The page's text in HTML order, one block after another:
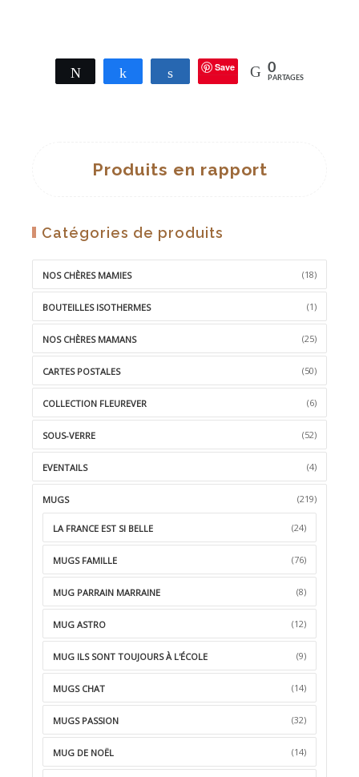
Tweetez Partagez Partagez
Save 0
PARTAGES
Produits en rapport
Catégories de produits
NOS CHÈRES MAMIES (18)
BOUTEILLES ISOTHERMES (1)
NOS CHÈRES MAMANS (25)
CARTES POSTALES (50)
COLLECTION FLEUREVER (6)
SOUS-VERRE (52)
EVENTAILS (4)
MUGS (219)
LA FRANCE EST SI BELLE (24)
MUGS FAMILLE (76)
MUG PARRAIN MARRAINE (8)
MUG ASTRO (12)
MUG ILS SONT TOUJOURS À L'ÉCOLE (9)
MUGS CHAT (14)
MUGS PASSION (32)
MUG DE NOËL (14)